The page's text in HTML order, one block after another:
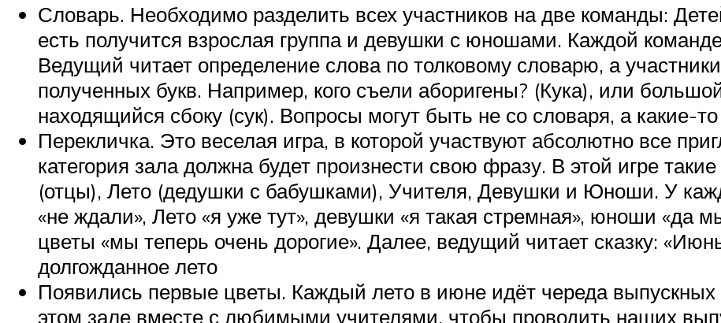
Словарь. Необходимо разделить всех участников на две команды:
есть получится взрослая группа и девушки с юношами. Каждой
Ведущий читает определение слова по толковому словарю, а
полученных букв. Например, кого съели аборигены? (Кука), или
находящийся сбоку (сук). Вопросы могут быть не со словаря, а какие-
Перекличка. Это веселая игра, в которой участвуют абсолютно все
категория зала должна будет произнести свою фразу. В этой игре
(отцы), Лето (дедушки с бабушками), Учителя, Девушки и Юноши. У
«не ждали», Лето «я уже тут», девушки «я такая стремная», юноши «да
цветы «мы теперь очень дорогие». Далее, ведущий читает сказку:
долгожданное лето
Появились первые цветы. Каждый лето в июне идёт череда
этом зале вместе с любимыми учителями, чтобы проводить наших